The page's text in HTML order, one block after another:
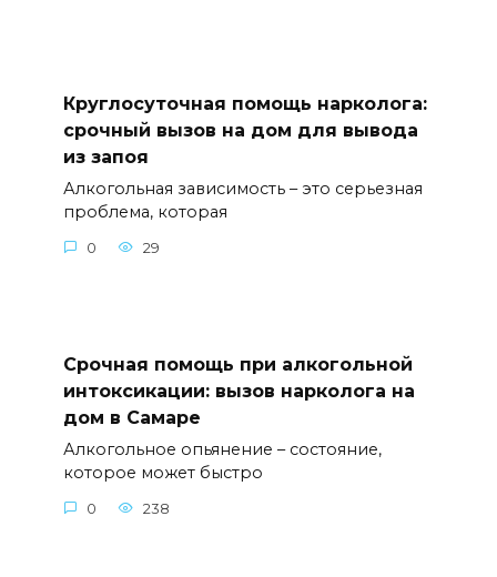
Круглосуточная помощь нарколога:
срочный вызов на дом для вывода
из запоя
Алкогольная зависимость – это серьезная
проблема, которая
0 29
Срочная помощь при алкогольной
интоксикации: вызов нарколога на
дом в Самаре
Алкогольное опьянение – состояние,
которое может быстро
0 238